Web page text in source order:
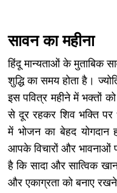
सावन का महीना
हिंदू मान्यताओं के मुताबिक
शुद्धि का समय होता है।
इस पवित्र महीने में भक्तों
से दूर रहकर शिव भक्ति पर
में भोजन का बेहद योगदान
आपके विचारों और भावनाओं
है कि सादा और सात्विक
और एकाग्रता को बनाए